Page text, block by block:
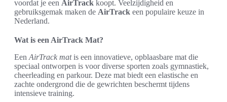
voordat je een AirTrack koopt. Veelzijdigheid en
gebruiksgemak maken de AirTrack een populaire keuze in
Nederland.
Wat is een AirTrack Mat?
Een AirTrack matis een innovatieve, opblaasbare mat die
speciaal ontworpen is voor diverse sporten zoals gymnastiek,
cheerleading en parkour. Deze mat biedt een elastische en
zachte ondergrond die de gewrichten beschermt tijdens
intensieve training.